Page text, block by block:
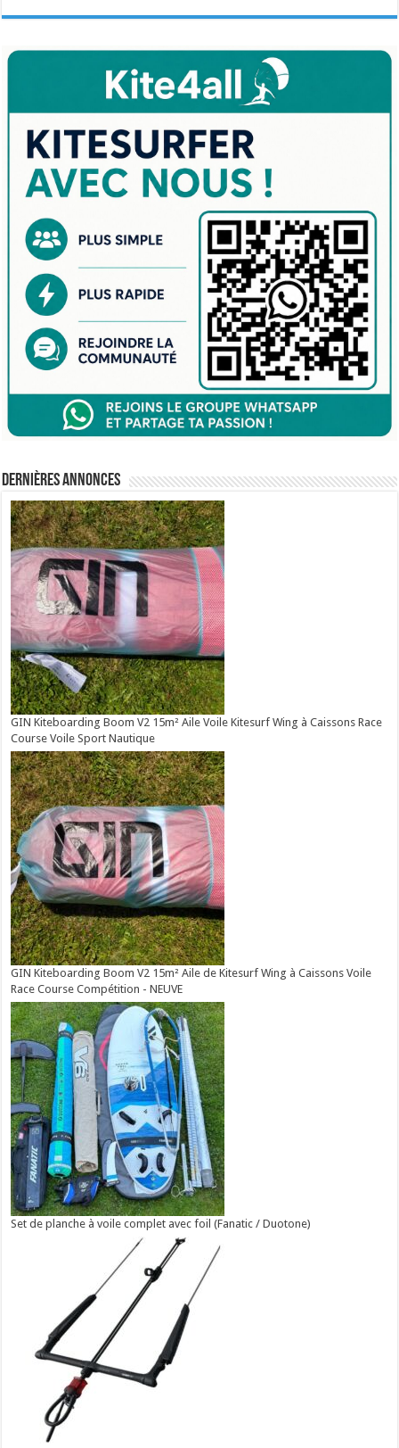
Dernières annonces
GIN Kiteboarding Boom V2 15m² Aile Voile Kitesurf Wing à Caissons Race
Course Voile Sport Nautique
GIN Kiteboarding Boom V2 15m² Aile de Kitesurf Wing à Caissons Voile
Race Course Compétition - NEUVE
Set de planche à voile complet avec foil (Fanatic / Duotone)